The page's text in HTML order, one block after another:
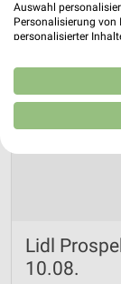
Lidl
10.08.
Auswahl
Personalisierung von
personalisierter
Kombinationen von
Verbesserung der
von Inhalten.
Daten können
USA gesendet werden.
Website/App.
Partnerliste
Speichern von
auf einem